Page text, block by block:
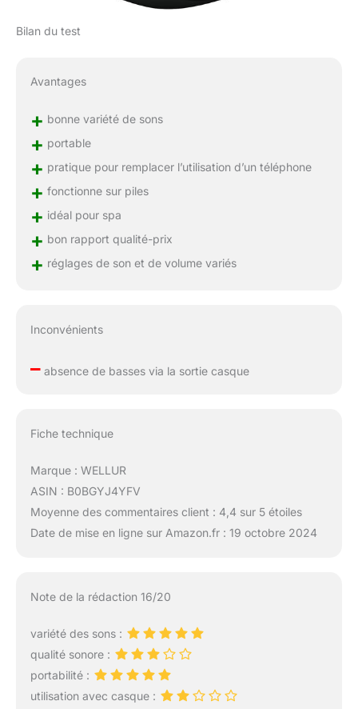
Bilan du test
Avantages
+ bonne variété de sons
+ portable
+ pratique pour remplacer l’utilisation d’un téléphone
+ fonctionne sur piles
+ idéal pour spa
+ bon rapport qualité-prix
+ réglages de son et de volume variés
Inconvénients
–absence de basses via la sortie casque
Fiche technique
Marque : WELLUR
ASIN : B0BGYJ4YFV
Moyenne des commentaires client : 4,4 sur 5 étoiles
Date de mise en ligne sur Amazon.fr : 19 octobre 2024
Note de la rédaction 16/20
variété des sons :
qualité sonore :
portabilité :
utilisation avec casque :